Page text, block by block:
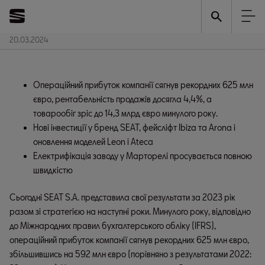
Щорічна медіа-
конференція SEAT
S.A.
20.03.2024
Операційний прибуток компанії сягнув рекордних 625 млн
євро, рентабельність продажів досягла 4,4%, а
товарообіг зріс до 14,3 млрд євро минулого року.
Нові інвестиції у бренд SEAT, фейсліфт Ibiza та Arona і
оновлення моделей Leon і Ateca
Електрифікація заводу у Марторелі просувається повною
швидкістю
Сьогодні SEAT S.A. представила свої результати за 2023 рік
разом зі стратегією на наступні роки. Минулого року, відповідно
до Міжнародних правил бухгалтерського обліку (IFRS),
операційний прибуток компанії сягнув рекордних 625 млн євро,
збільшившись на 592 млн євро (порівняно з результатами 2022: